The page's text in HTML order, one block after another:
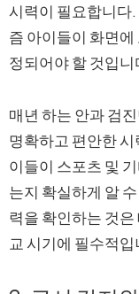
시력이 필요합니다.
즘 아이들이 화면
정되어야 할 것입니
매년 하는 안과 검
명확하고 편안한
이들이 스포츠 및
는지 확실하게 알
력을 확인하는 것
교 시기에 필수적입